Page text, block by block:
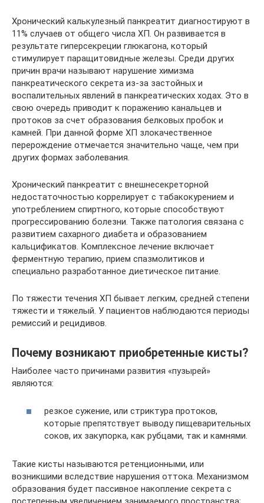
Хронический калькулезный панкреатит диагностируют в
11% случаев от общего числа ХП. Он развивается в
результате гиперсекреции глюкагона, который
стимулирует паращитовидные железы. Среди других
причин врачи называют нарушение химизма
панкреатического секрета из-за застойных и
воспалительных явлений в панкреатических ходах. Это в
свою очередь приводит к поражению канальцев и
протоков за счет образования белковых пробок и
камней. При данной форме ХП злокачественное
перерождение отмечается значительно чаще, чем при
других формах заболевания.
Хронический панкреатит с внешнесекреторной
недостаточностью коррелирует с табакокурением и
употреблением спиртного, которые способствуют
прогрессированию болезни. Также патология связана с
развитием сахарного диабета и образованием
кальцификатов. Комплексное лечение включает
ферментную терапию, прием спазмолитиков и
специально разработанное диетическое питание.
По тяжести течения ХП бывает легким, средней степени
тяжести и тяжелый. У пациентов наблюдаются периоды
ремиссий и рецидивов.
Почему возникают приобретенные кисты?
Наиболее часто причинами развития «пузырей»
являются:
резкое сужение, или стриктура протоков,
которые препятствует выводу пищеварительных
соков, их закупорка, как рубцами, так и камнями.
Такие кисты называются ретенционными, или
возникшими вследствие нарушения оттока. Механизмом
образования будет пассивное накопление секрета с